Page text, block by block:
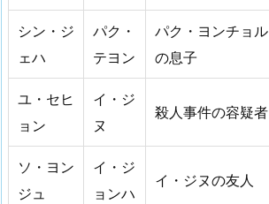
シン・ジ
ェハ
パク・
テヨン
パク・ヨンチョル
の息子
ユ・セヒ
ョン
イ・ジ
ヌ
殺人事件の容疑者
ソ・ヨン
ジュ
イ・ジ
ョンハ
イ・ジヌの友人